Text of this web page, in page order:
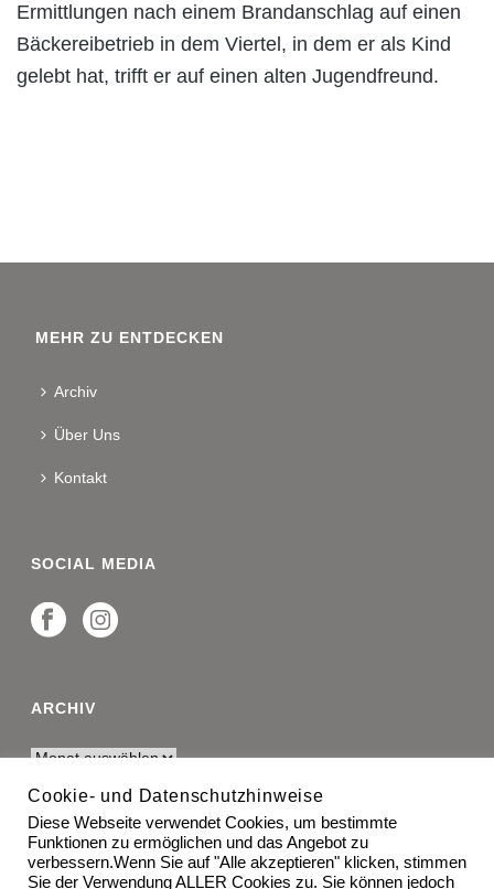
Ermittlungen nach einem Brandanschlag auf einen
Bäckereibetrieb in dem Viertel, in dem er als Kind
gelebt hat, trifft er auf einen alten Jugendfreund.
MEHR ZU ENTDECKEN
Archiv
Über Uns
Kontakt
SOCIAL MEDIA
ARCHIV
RECHTLICHES
Impressum
Cookie- und Datenschutzhinweise
Diese Webseite verwendet Cookies, um bestimmte
Funktionen zu ermöglichen und das Angebot zu
verbessern.Wenn Sie auf "Alle akzeptieren" klicken, stimmen
Sie der Verwendung ALLER Cookies zu. Sie können jedoch